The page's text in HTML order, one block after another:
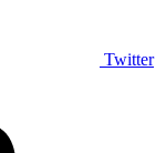
Twitter